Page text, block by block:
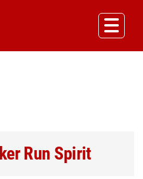
Run Spirit